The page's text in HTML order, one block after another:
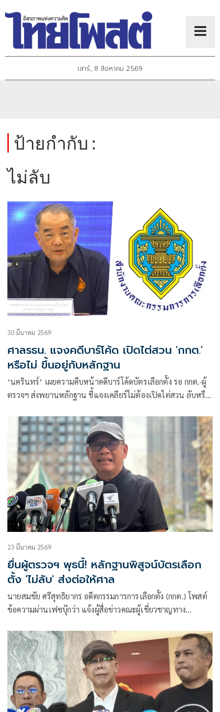
เสาร์, 8 สิงหาคม 2569
ป้ายกำกับ :
ไม่ลับ
30 มีนาคม 2569
ศาลรธน. แจงคดีบาร์โค้ด เปิดไต่สวน 'กกต.'
หรือไม่ ขึ้นอยู่กับหลักฐาน
‘นครินทร์’ เผยความคืบหน้าคดีบาร์โค้ดบัตรเลือกตั้ง รอ กกต.-ผู้
ตรวจฯ ส่งพยานหลักฐาน ชี้แจงเคลียร์ไม่ต้องเปิดไต่สวน ลับหรือ
รัฐธรรมนูญตัดสินคดี
23 มีนาคม 2569
ยื่นผู้ตรวจฯ พุธนี้! หลักฐานพิสูจน์บัตรเลือก
ตั้ง 'ไม่ลับ' ส่งต่อให้ศาล
นายสมชัย ศรีสุทธิยากร อดีตกรรมการการเลือกตั้ง (กกต.) โพสต์
ข้อความผ่านเฟซบุ๊กว่า แจ้งผู้สื่อข่าวคณะผู้เชี่ยวชาญทาง